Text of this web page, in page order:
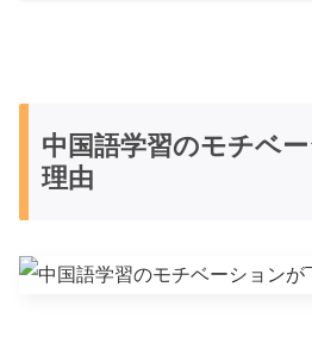
中国語学習のモチベ
理由